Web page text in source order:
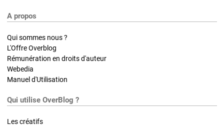
A propos
Qui sommes nous ?
L'Offre Overblog
Rémunération en droits d'auteur
Webedia
Manuel d'Utilisation
Qui utilise OverBlog ?
Les créatifs